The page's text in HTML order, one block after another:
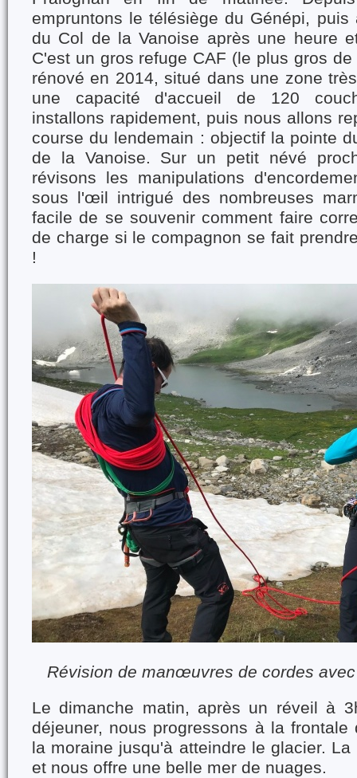
empruntons le télésiège du Génépi, puis
du Col de la Vanoise après une heure
C'est un gros refuge CAF (le plus gros
rénové en 2014, situé dans une zone
une capacité d'accueil de 120
installons rapidement, puis nous allons
course du lendemain : objectif la pointe
de la Vanoise. Sur un petit névé
révisons les manipulations
sous l'œil intrigué des nombreuses
facile de se souvenir comment faire
de charge si le compagnon se fait
!
Révision de manœuvres de cordes
Le dimanche matin, après un réveil à
déjeuner, nous progressons à la frontale
la moraine jusqu'à atteindre le glacier.
et nous offre une belle mer de nuages.